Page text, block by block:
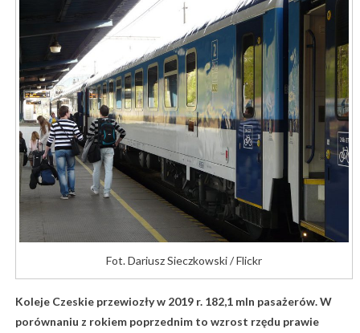
Fot. Dariusz Sieczkowski / Flickr
Koleje Czeskie przewiozły w 2019 r. 182,1 mln pasażerów. W
porównaniu z rokiem poprzednim to wzrost rzędu prawie